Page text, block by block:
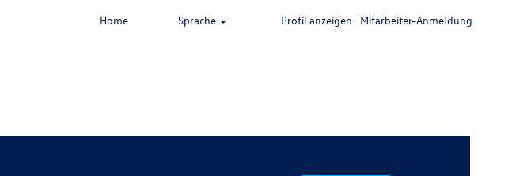
Home Sprache Profil anzeigen Mitarbeiter-Anmeldung